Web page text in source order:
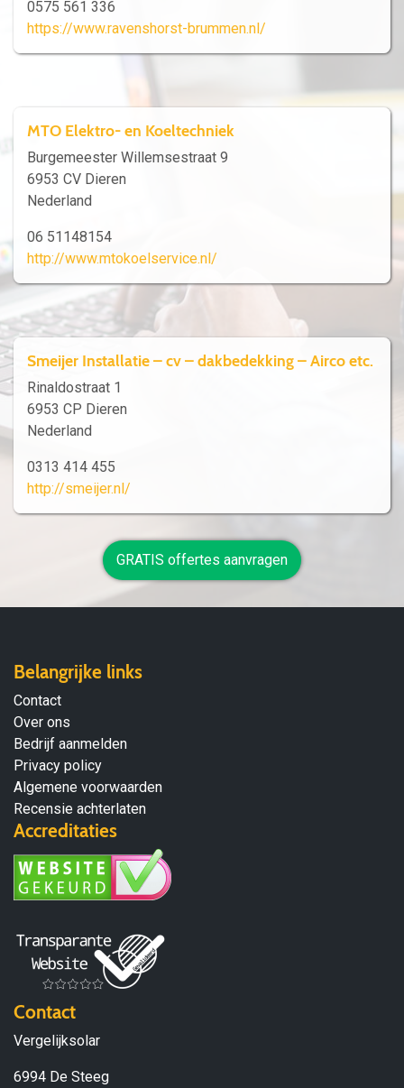
0575 561 336
https://www.ravenshorst-brummen.nl/
MTO Elektro- en Koeltechniek
Burgemeester Willemsestraat 9
6953 CV Dieren
Nederland
06 51148154
http://www.mtokoelservice.nl/
Smeijer Installatie – cv – dakbedekking – Airco etc.
Rinaldostraat 1
6953 CP Dieren
Nederland
0313 414 455
http://smeijer.nl/
GRATIS offertes aanvragen
Belangrijke links
Contact
Over ons
Bedrijf aanmelden
Privacy policy
Algemene voorwaarden
Recensie achterlaten
Accreditaties
Contact
Vergelijksolar
6994 De Steeg